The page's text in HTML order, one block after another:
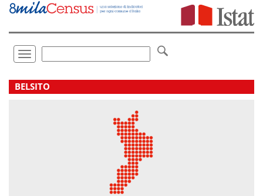
Vai
direttamente
Toggle
navigation
.
BELSITO